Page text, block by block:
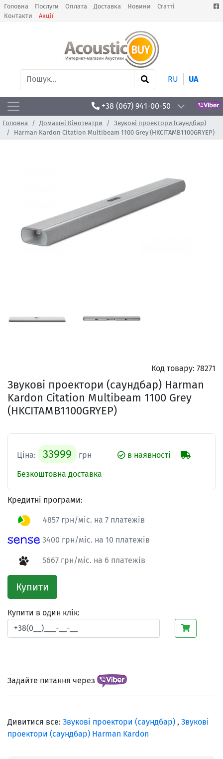
Головна Послуги Оплата Доставка Новини
Статті
Контакти
Акції
RU UA
+38 (067) 941-00-50
Головна Домашні Кінотеатри
Звукові проектори (саундбар)
Harman Kardon Citation Multibeam 1100 Grey (HKCITAMB1100GRYEP)
Код товару: 78271
Звукові проектори (саундбар) Harman
Kardon Citation Multibeam 1100 Grey
(HKCITAMB1100GRYEP)
Ціна: 33999 грн
в наявності
Безкоштовна доставка
Кредитні програми:
4857 грн/міс. на 7 платежів
3400 грн/міс. на 10 платежів
5667 грн/міс. на 6 платежів
Купити
Купити в один клік:
Задайте питання через
Дивитися все: Звукові проектори (саундбар) , Звукові
проектори (саундбар) Harman Kardon